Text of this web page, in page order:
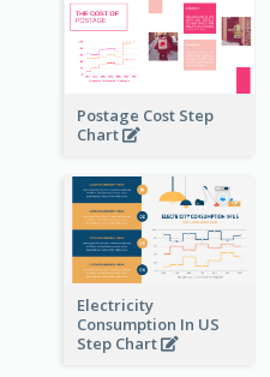
Postage Cost Step
Chart
Electricity
Consumption In US
Step Chart